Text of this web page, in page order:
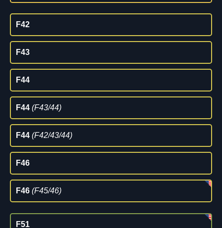
F42
F43
F44
F44 (F43/44)
F44 (F42/43/44)
F46
F46 (F45/46)
F51